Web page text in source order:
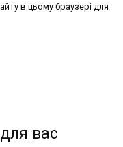
в цьому браузері для
вас